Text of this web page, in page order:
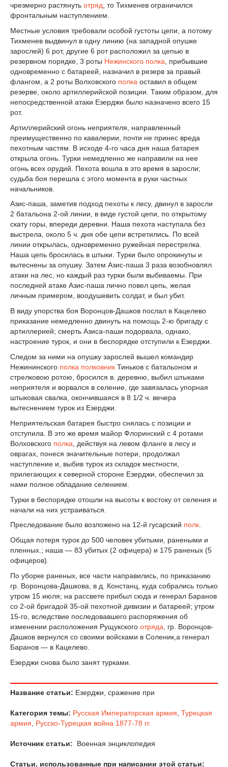
чрезмерно растянуть отряд , то Тихменев ограничился
фронтальным наступлением.
Местные условия требовали особой густоты цепи, а потому
Тихменев выдвинул в одну линию (на западной опушке
зарослей) 6 рот, другие 6 рот расположил за цепью в
резервном порядке, 3 роты Нежинского полка , прибывшие
одновременно с батареей, назначил в резерв за правый
флангом, а 2 роты Волховского полка оставил в общем
резерве, около артиллерийской позиции. Таким образом, для
непосредственной атаки Езерджи было назначено всего 15
рот.
Артиллерийский огонь неприятеля, направленный
преимущественно по кавалерии, почти не принес вреда
пехотным частям. В исходе 4-го часа дня наша батарея
открыла огонь. Турки немедленно же направили на нее
огонь всех орудий. Пехота вошла в это время в заросли;
судьба боя перешла с этого момента в руки частных
начальников.
Азис-паша, заметив подход пехоты к лесу, двинул в заросли
2 батальона 2-ой линии, в виде густой цепи, по открытому
скату горы, впереди деревни. Наша пехота наступала без
выстрела, около 5 ч. дня обе цепи встретились. По всей
линии открылась, одновременно ружейная перестрелка.
Наша цепь бросилась в штыки. Турки было опрокинуты и
вытеснены за опушку. Затем Азис-паша 3 раза возобновлял
атаки на лес, но каждый раз турки были выбиваемы. При
последней атаке Азис-паша лично повел цепь, желая
личным примером, воодушевить солдат, и был убит.
В виду упорства боя Воронцов-Дашков послал в Кацелево
приказание немедленно двинуть на помощь 2-ю бригаду с
артиллерией; смерть Азиса-паши подорвала, однако,
настроение турок, и они в беспорядке отступили к Езерджи.
Следом за ними на опушку зарослей вышел командир
Нежининского полка полковник Тиньков с батальоном и
стрелковою ротою, бросился в. деревню, выбил штыками
неприятеля и ворвался в селение, где завязалась упорная
штыковая свалка, окончившаяся в 8 1/2 ч. вечера
вытеснением турок из Езерджи.
Неприятельская батарея быстро снялась с позиции и
отступила. В это же время майор Флоринский с 4 ротами
Волховского полка , действуя на левом фланге в лесу и
оврагах, понеся значительные потери, продолжал
наступление и, выбив турок из складок местности,
прилегающих к северной стороне Езерджи, обеспечил за
нами полное обладание селением.
Турки в беспорядке отошли на высоты к востоку от селения и
начали на них устраиваться.
Преследование было возложено на 12-й гусарский полк.
Общая потеря турок до 500 человек убитыми, ранеными и
пленных.; наша — 83 убитых (2 офицера) и 175 раненых (5
офицеров).
По уборке раненых, все части направились, по приказанию
гр. Воронцова-Дашкова, в д. Констанц, куда собрались только
утром 15 июля; на рассвете прибыл сюда и генерал Баранов
со 2-ой бригадой 35-ой пехотной дивизии и батареей; утром
15-го, вследствие последовавшего распоряжения об
изменении расположения Рущукского отряда , гр. Воронцов-
Дашков вернулся со своими войсками в Соленик,а генерал
Баранов — в Кацелево.
Езерджи снова было занят турками.
Название статьи: Езерджи, сражение при
Категория темы: Русская Императорская армия Турецкая
армия
Русско-Турецкая война 1877-78 гг.
Источник статьи: Военная энциклопедия
Статьи, использованные при написании этой статьи: